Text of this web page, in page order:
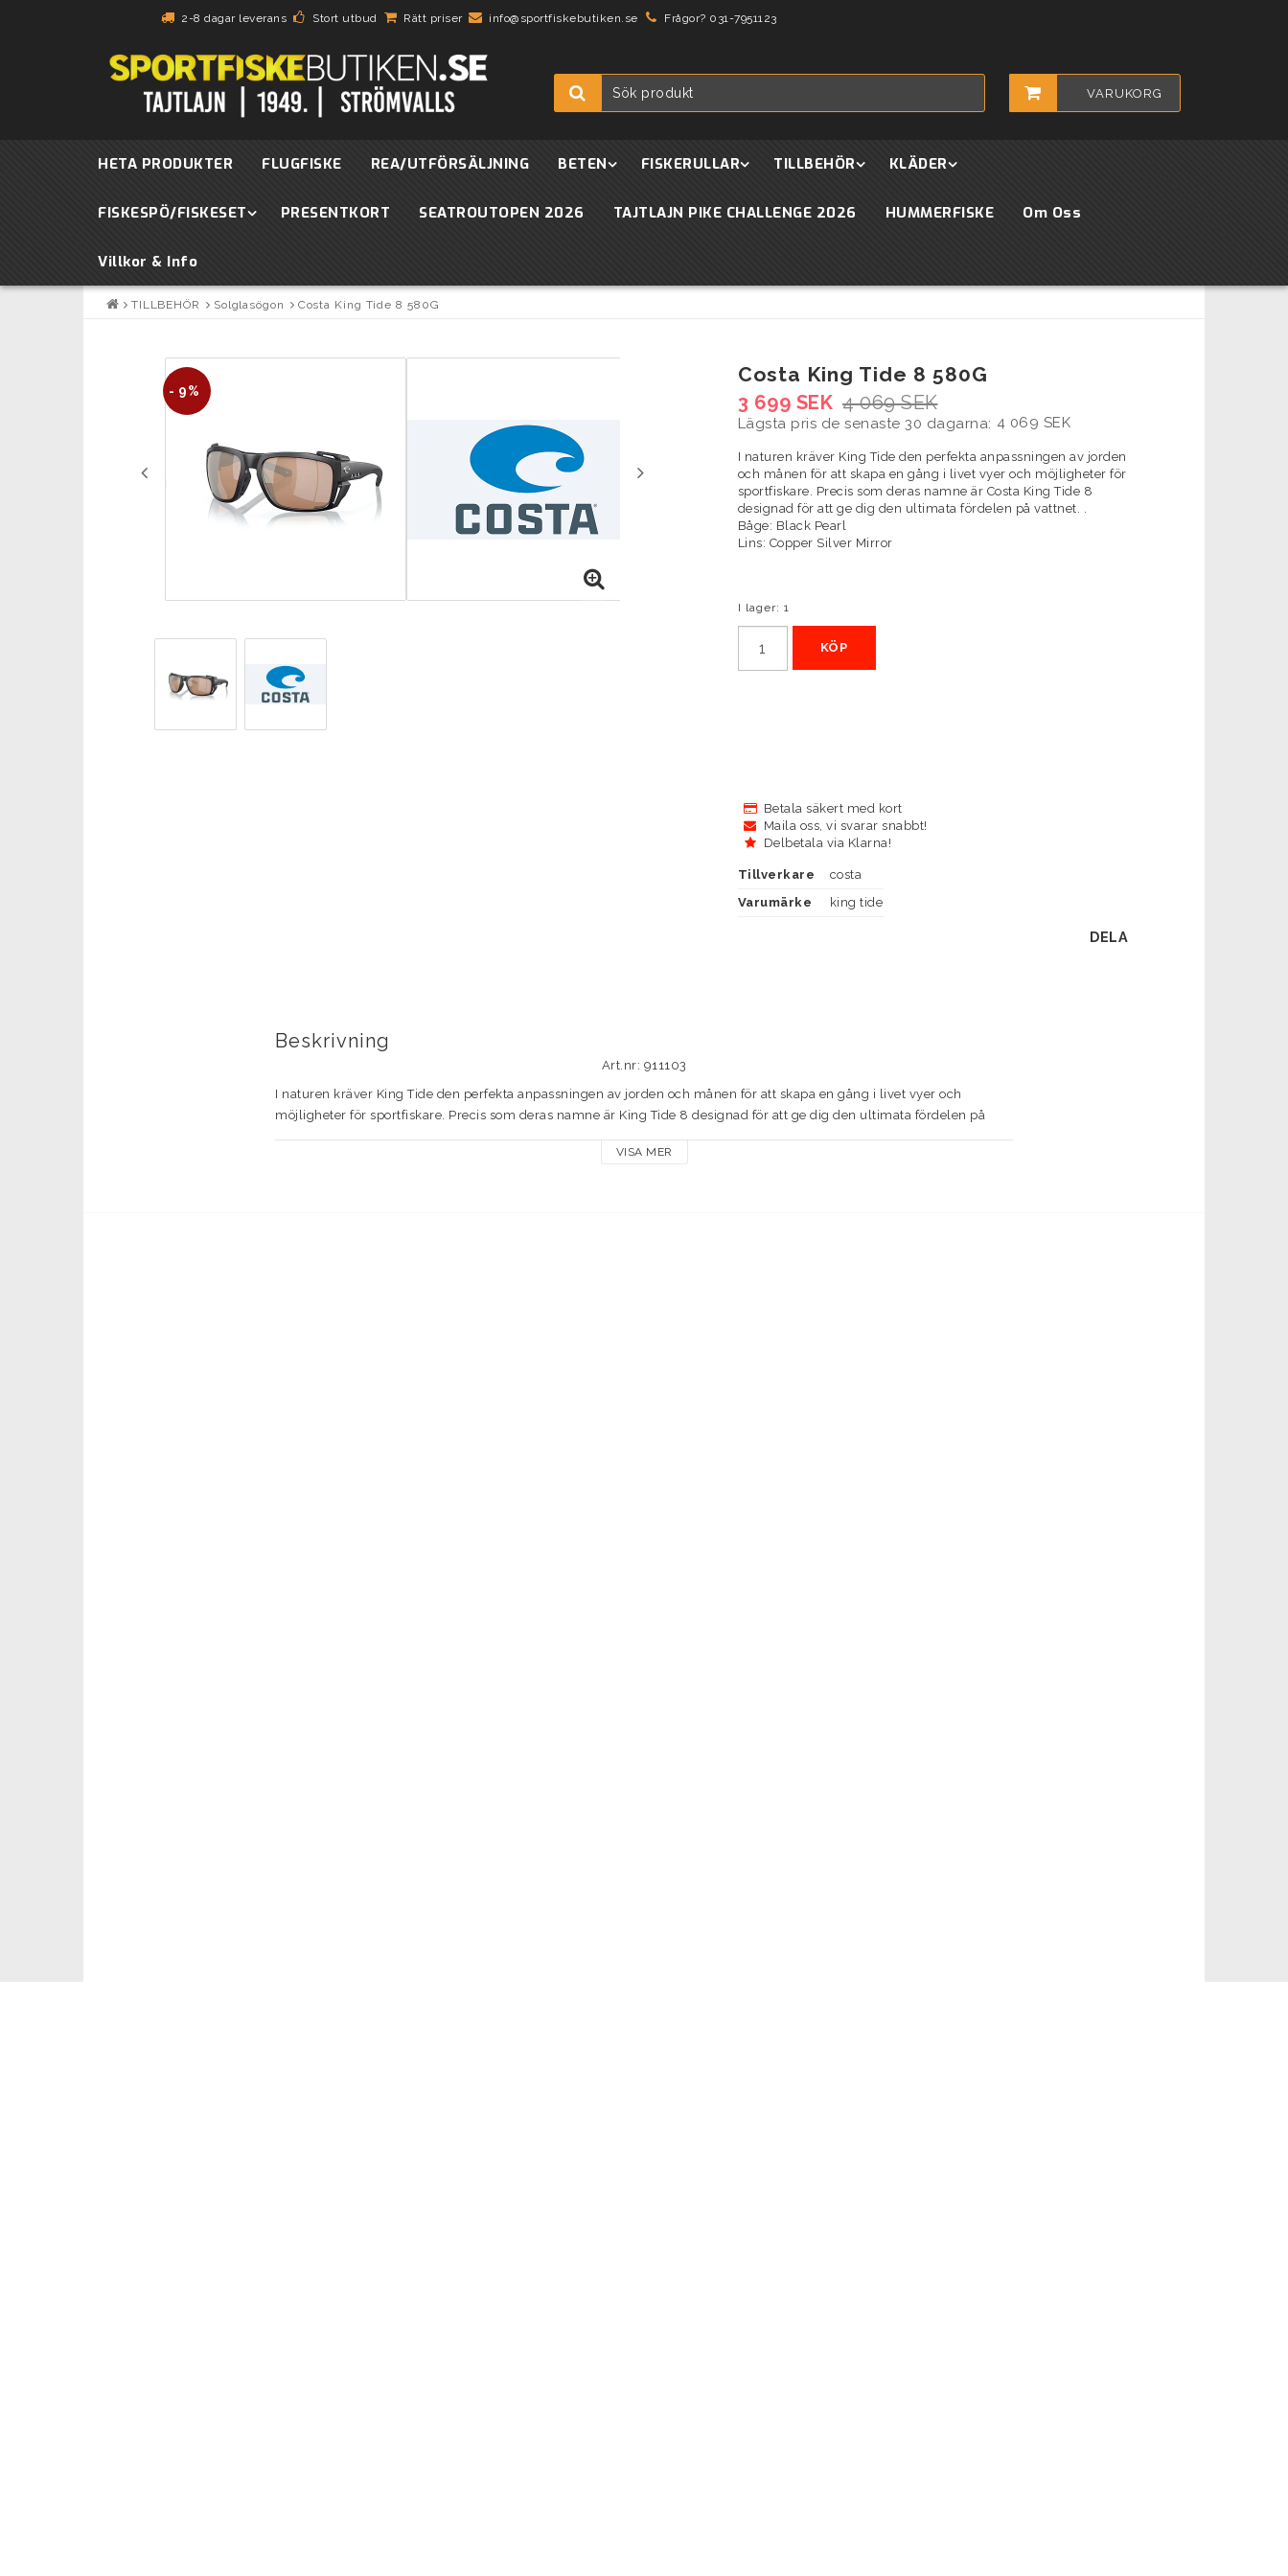
2-8 dagar leverans Stort utbud Rätt priser info@sportfiskebutiken.se Frågor? 031-7951123
VARUKORG
HETA PRODUKTER FLUGFISKE REA/UTFÖRSÄLJNING BETEN FISKERULLAR TILLBEHÖR KLÄDER
FISKESPÖ/FISKESET PRESENTKORT SEATROUTOPEN 2026 TAJTLAJN PIKE CHALLENGE 2026 HUMMERFISKE Om Oss
Villkor & Info
TILLBEHÖR Solglasögon Costa King Tide 8 580G
- 9%
Costa King Tide 8 580G
4 069 SEK
3 699 SEK
Lägsta pris de senaste 30 dagarna 4 069 SEK
I naturen kräver King Tide den perfekta anpassningen av jorden
och månen för att skapa en gång i livet vyer och möjligheter för
sportfiskare. Precis som deras namne är Costa King Tide 8
designad för att ge dig den ultimata fördelen på vattnet. .
Båge: Black Pearl
Lins: Copper Silver Mirror
I lager: 1
KÖP
Betala säkert med kort
Maila oss, vi svarar snabbt!
Delbetala via Klarna!
Tillverkare
costa
Varumärke
king tide
DELA
Beskrivning
Art.nr: 911103
I naturen kräver King Tide den perfekta anpassningen av jorden och månen för att skapa en gång i livet vyer och
möjligheter för sportfiskare. Precis som deras namne är King Tide 8 designad för att ge dig den ultimata fördelen på
vattnet. .
VISA MER